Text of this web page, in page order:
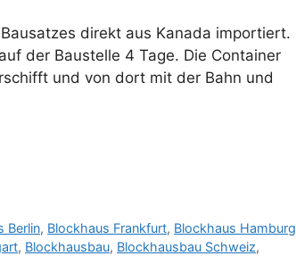
direkt aus Kanada importiert.
der Baustelle 4 Tage. Die Container
und von dort mit der Bahn und
Berlin, Blockhaus Frankfurt, Blockhaus Hamburg
, Blockhausbau, Blockhausbau Schweiz,